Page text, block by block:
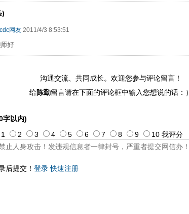
)
网友 2011/4/3 8:53:51
好
沟通交流、共同成长。欢迎您参与评论留言！
给陈勤留言请在下面的评论框中输入您想说的话：）
字以内)
后提交！ 登录 快速注册
1 2 3 4 5 6 7 8 9 10 我评分